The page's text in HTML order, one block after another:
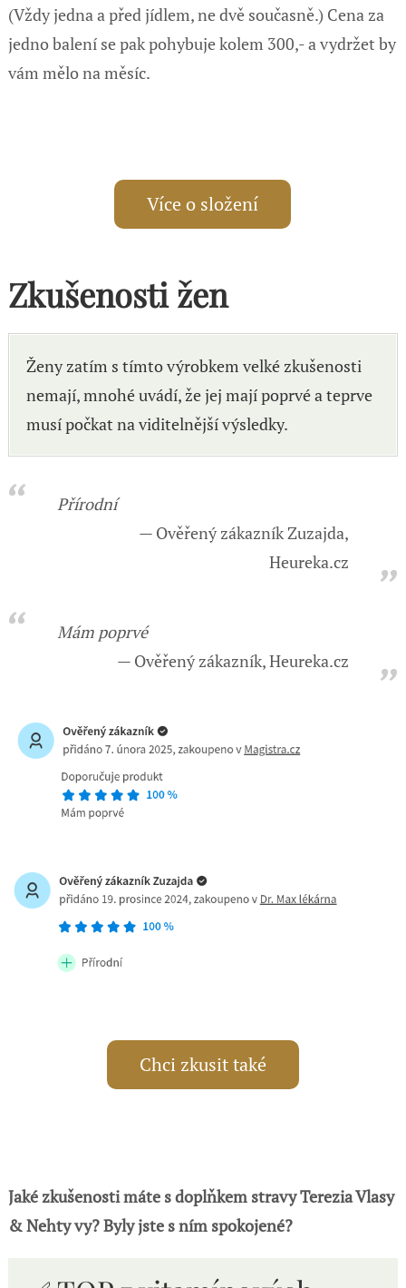
(Vždy jedna a před jídlem, ne dvě současně.) Cena za
jedno balení se pak pohybuje kolem 300,- a vydržet by
vám mělo na měsíc.
Více o složení
Zkušenosti žen
Ženy zatím s tímto výrobkem velké zkušenosti
nemají, mnohé uvádí, že jej mají poprvé a teprve
musí počkat na viditelnější výsledky.
Přírodní
Ověřený zákazník Zuzajda,
Heureka.cz
Mám poprvé
Ověřený zákazník, Heureka.cz
Chci zkusit také
Jaké zkušenosti máte s doplňkem stravy Terezia Vlasy
& Nehty vy? Byly jste s ním spokojené?